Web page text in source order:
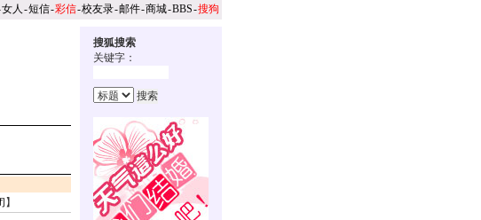
女人 -短信-彩信-校友录-邮件-商城-BBS-搜狗
】
搜狐搜索
关键字：